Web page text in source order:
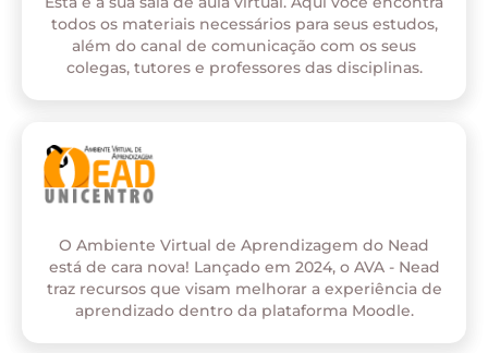
todos os materiais necessários para seus estudos,
além do canal de comunicação com os seus
colegas, tutores e professores das disciplinas.
O Ambiente Virtual de Aprendizagem do Nead
está de cara nova! Lançado em 2024, o AVA - Nead
traz recursos que visam melhorar a experiência de
aprendizado dentro da plataforma Moodle.